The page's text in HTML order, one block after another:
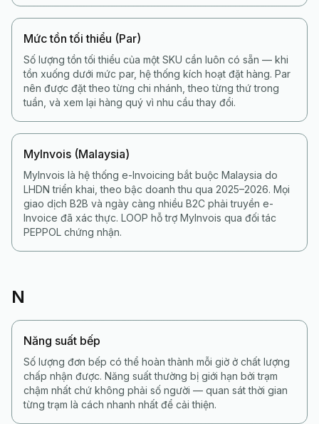
Mức tồn tối thiểu (Par)
Số lượng tồn tối thiểu của một SKU cần luôn có sẵn — khi
tồn xuống dưới mức par, hệ thống kích hoạt đặt hàng. Par
nên được đặt theo từng chi nhánh, theo từng thứ trong
tuần, và xem lại hàng quý vì nhu cầu thay đổi.
MyInvois (Malaysia)
MyInvois là hệ thống e-Invoicing bắt buộc Malaysia do
LHDN triển khai, theo bậc doanh thu qua 2025–2026. Mọi
giao dịch B2B và ngày càng nhiều B2C phải truyền e-
Invoice đã xác thực. LOOP hỗ trợ MyInvois qua đối tác
PEPPOL chứng nhận.
N
Năng suất bếp
Số lượng đơn bếp có thể hoàn thành mỗi giờ ở chất lượng
chấp nhận được. Năng suất thường bị giới hạn bởi trạm
chậm nhất chứ không phải số người — quan sát thời gian
từng trạm là cách nhanh nhất để cải thiện.